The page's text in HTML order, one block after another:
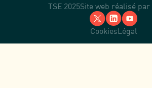
TSE 2025Site web réalisé par
CookiesLégal